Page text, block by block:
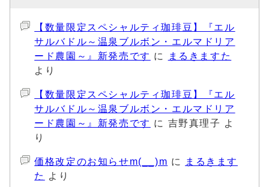
【数量限定スペシャルティ珈琲豆】『エル
サルバドル～温泉ブルボン・エルマドリア
ード農園～』新発売です に
まるきますた
より
【数量限定スペシャルティ珈琲豆】『エル
サルバドル～温泉ブルボン・エルマドリア
ード農園～』新発売です に 吉野真理子 よ
り
価格改定のお知らせm(__)m に
まるきます
た
より